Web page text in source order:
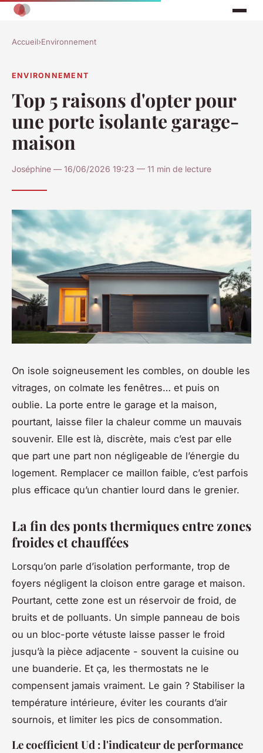
Accueil›Environnement
ENVIRONNEMENT
Top 5 raisons d'opter pour
une porte isolante garage-
maison
Joséphine — 16/06/2026 19:23 — 11 min de lecture
On isole soigneusement les combles, on double les
vitrages, on colmate les fenêtres… et puis on
oublie. La porte entre le garage et la maison,
pourtant, laisse filer la chaleur comme un mauvais
souvenir. Elle est là, discrète, mais c’est par elle
que part une part non négligeable de l’énergie du
logement. Remplacer ce maillon faible, c’est parfois
plus efficace qu’un chantier lourd dans le grenier.
La fin des ponts thermiques entre zones
froides et chauffées
Lorsqu’on parle d’isolation performante, trop de
foyers négligent la cloison entre garage et maison.
Pourtant, cette zone est un réservoir de froid, de
bruits et de polluants. Un simple panneau de bois
ou un bloc-porte vétuste laisse passer le froid
jusqu’à la pièce adjacente - souvent la cuisine ou
une buanderie. Et ça, les thermostats ne le
compensent jamais vraiment. Le gain ? Stabiliser la
température intérieure, éviter les courants d’air
sournois, et limiter les pics de consommation.
Le coefficient Ud : l'indicateur de performance